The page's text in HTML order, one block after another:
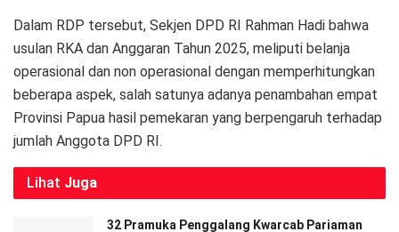
Dalam RDP tersebut, Sekjen DPD RI Rahman Hadi bahwa
usulan RKA dan Anggaran Tahun 2025, meliputi belanja
operasional dan non operasional dengan memperhitungkan
beberapa aspek, salah satunya adanya penambahan empat
Provinsi Papua hasil pemekaran yang berpengaruh terhadap
jumlah Anggota DPD RI.
Lihat Juga
32 Pramuka Penggalang Kwarcab Pariaman